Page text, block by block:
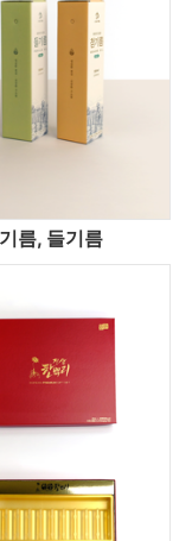
름, 들기름